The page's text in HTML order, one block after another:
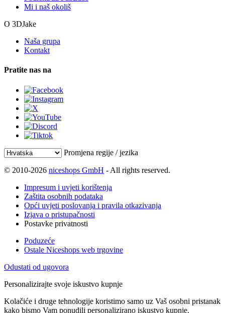
Mi i naš okoliš
O 3DJake
Naša grupa
Kontakt
Pratite nas na
Promjena regije / jezika
© 2010-2026 niceshops GmbH - All rights reserved.
Impresum i uvjeti korištenja
Zaštita osobnih podataka
Opći uvjeti poslovanja i pravila otkazivanja
Izjava o pristupačnosti
Postavke privatnosti
Poduzeće
Ostale Niceshops web trgovine
Odustati od ugovora
Personalizirajte svoje iskustvo kupnje
Kolačiće i druge tehnologije koristimo samo uz Vaš osobni pristanak
kako bismo Vam ponudili personalizirano iskustvo kupnje.